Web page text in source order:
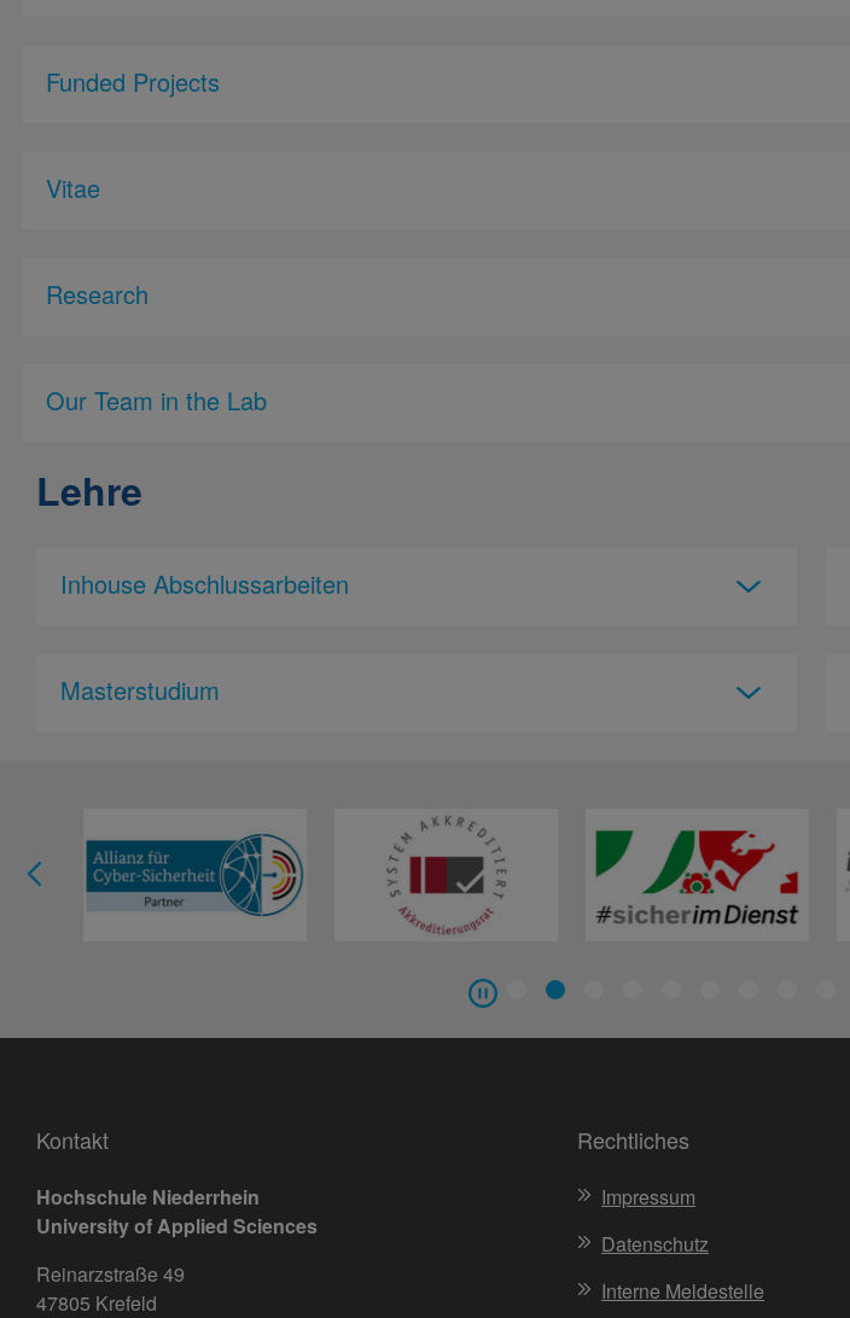
Funded Projects
Vitae
Research
Our Team in the Lab
Lehre
Inhouse Abschlussarbeiten
Masterstudium
Kontakt
Hochschule Niederrhein
University of Applied Sciences
Reinarzstraße 49
47805 Krefeld
Rechtliches
Impressum
Datenschutz
Interne Meldestelle